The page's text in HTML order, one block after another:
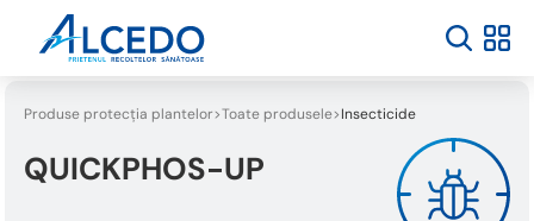
Welcome
One
screen
reader.
Produse protecția plantelor Toate produsele Insecticide
QUICKPHOS-UP